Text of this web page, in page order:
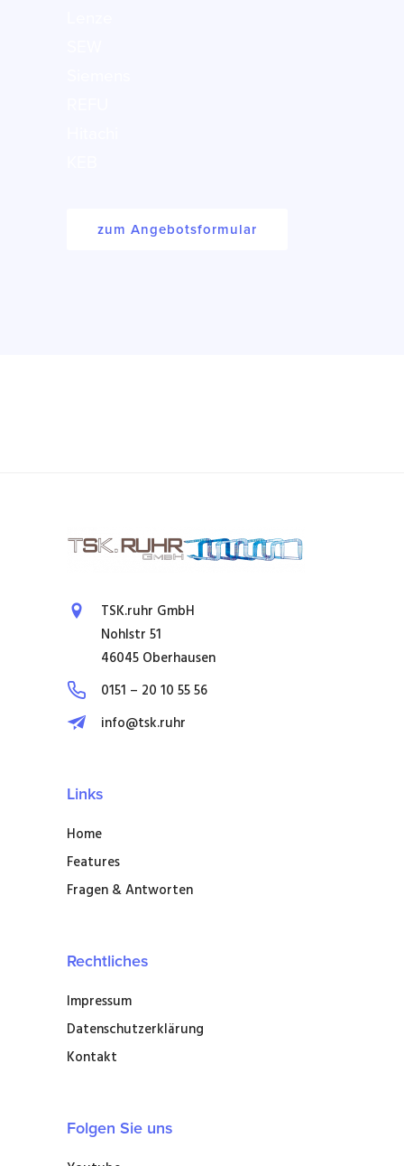
zum Angebotsformular
TSK.ruhr GmbH
Nohlstr 51
46045 Oberhausen
0151 – 20 10 55 56
info@tsk.ruhr
Links
Home
Features
Fragen & Antworten
Rechtliches
Impressum
Datenschutzerklärung
Kontakt
Folgen Sie uns